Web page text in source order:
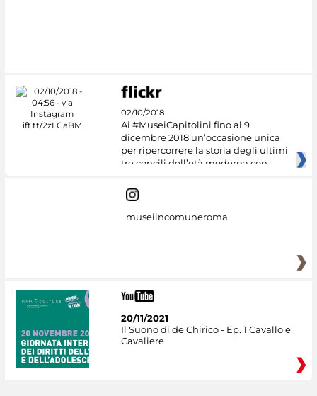
02/10/2018
Ai #MuseiCapitolini fino al 9
dicembre 2018 un’occasione unica
per ripercorrere la storia degli ultimi
tre concili dell’età moderna con
museiincomuneroma
20/11/2021
Il Suono di de Chirico - Ep. 1 Cavallo e
Cavaliere